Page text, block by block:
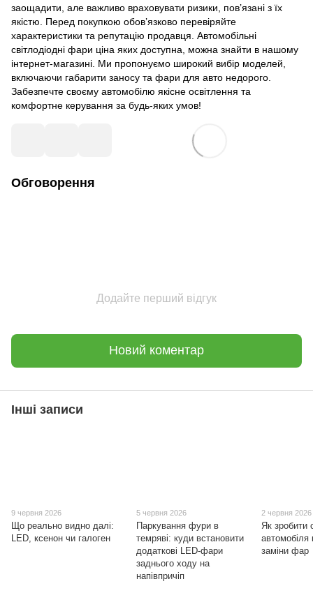
заощадити, але важливо враховувати ризики, пов’язані з їх
якістю. Перед покупкою обов’язково перевіряйте
характеристики та репутацію продавця. Автомобільні
світлодіодні фари ціна яких доступна, можна знайти в нашому
інтернет-магазині. Ми пропонуємо широкий вибір моделей,
включаючи габарити заносу та фари для авто недорого.
Забезпечте своєму автомобілю якісне освітлення та
комфортне керування за будь-яких умов!
Обговорення
Додайте перший відгук
Новий коментар
Інші записи
9 червня 2026
Що реально видно далі:
LED, ксенон чи галоген
5 червня 2026
Паркування фури в
темряві: куди встановити
додаткові LED-фари
заднього ходу на
напівпричіп
2 червня 2026
Як зробити
заміни фар